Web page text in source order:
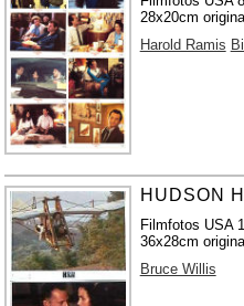
28x20cm
Harold Ramis
HUDSON
Filmfotos USA
36x28cm
Bruce Willis